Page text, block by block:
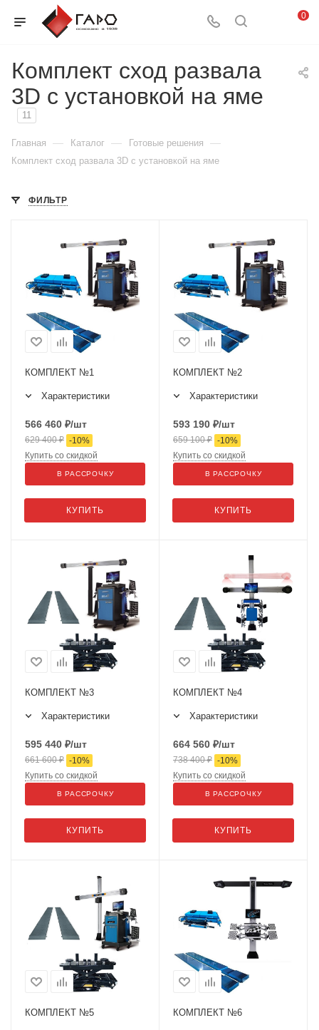
0
Комплект сход развала
3D с установкой на яме
11
Главная — Каталог — Готовые решения —
Комплект сход развала 3D с установкой на яме
ФИЛЬТР
КОМПЛЕКТ №1
Характеристики
566 460 ₽/шт
629 400₽ -10%
КУПИТЬ
Купить со скидкой
В РАССРОЧКУ
КОМПЛЕКТ №2
Характеристики
593 190 ₽/шт
659 100₽ -10%
КУПИТЬ
Купить со скидкой
В РАССРОЧКУ
КОМПЛЕКТ №3
Характеристики
595 440 ₽/шт
661 600₽ -10%
КУПИТЬ
Купить со скидкой
В РАССРОЧКУ
КОМПЛЕКТ №4
Характеристики
664 560 ₽/шт
738 400₽ -10%
КУПИТЬ
Купить со скидкой
В РАССРОЧКУ
КОМПЛЕКТ №5 КОМПЛЕКТ №6